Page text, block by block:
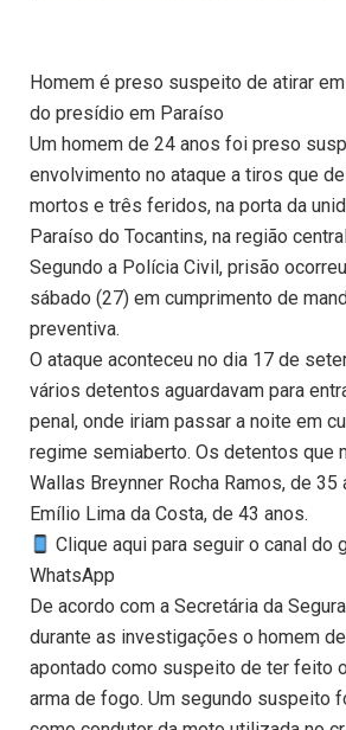
Homem é preso suspeito de atirar
do presídio em Paraíso
Um homem de 24 anos foi preso
envolvimento no ataque a tiros que
mortos e três feridos, na porta da
Paraíso do Tocantins, na região
Segundo a Polícia Civil, prisão
sábado (27) em cumprimento de
preventiva.
O ataque aconteceu no dia 17 de
vários detentos aguardavam para
penal, onde iriam passar a noite em
regime semiaberto. Os detentos que
Wallas Breynner Rocha Ramos, de 35
Emílio Lima da Costa, de 43 anos.
Clique aqui para seguir o canal do
WhatsApp
De acordo com a Secretária da
durante as investigações o homem
apontado como suspeito de ter feito
arma de fogo. Um segundo suspeito